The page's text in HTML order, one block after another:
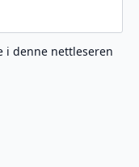
i denne nettleseren